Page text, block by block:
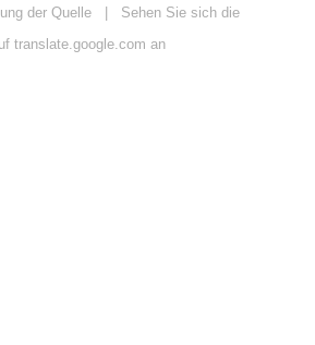
der Quelle | Sehen Sie sich die
translate.google.com an